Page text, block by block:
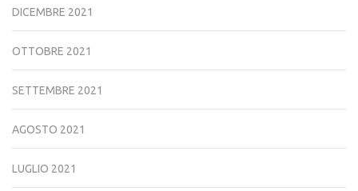
DICEMBRE 2021
OTTOBRE 2021
SETTEMBRE 2021
AGOSTO 2021
LUGLIO 2021